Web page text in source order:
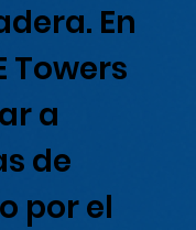
En
Towers
a
de
por el